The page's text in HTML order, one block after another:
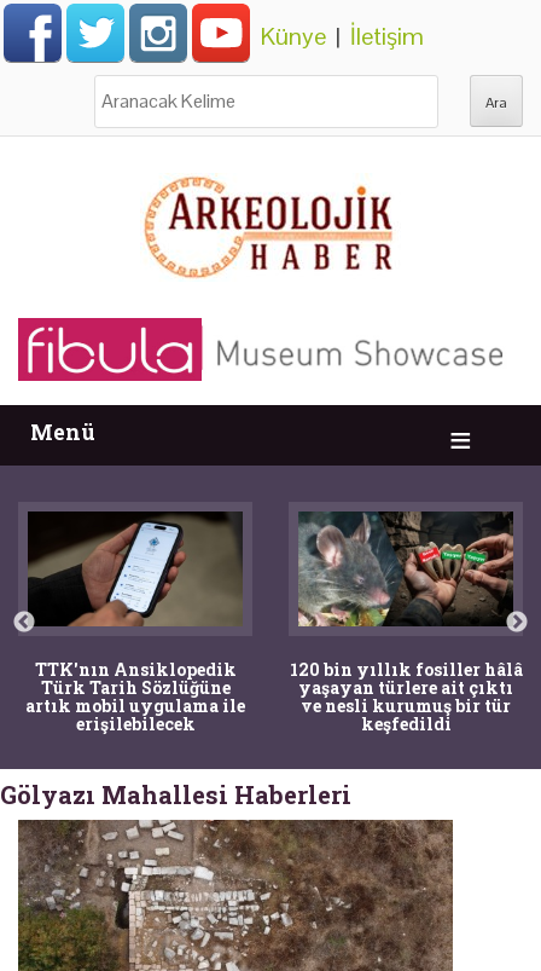
Künye | İletişim
Menü
TTK'nın Ansiklopedik
Türk Tarih Sözlüğüne
artık mobil uygulama ile
erişilebilecek
120 bin yıllık fosiller hâlâ
yaşayan türlere ait çıktı
ve nesli kurumuş bir tür
keşfedildi
Gölyazı Mahallesi Haberleri